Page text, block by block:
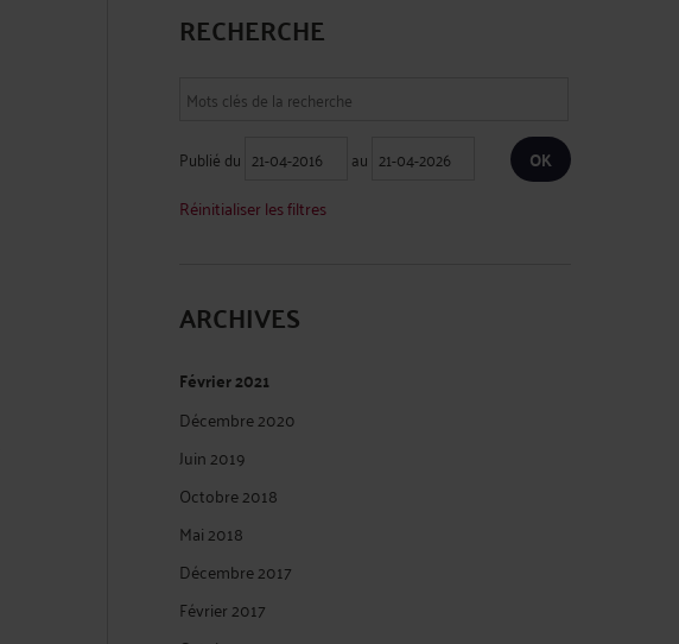
RECHERCHE
Publié du
au
Réinitialiser les filtres
ARCHIVES
Février 2021
Décembre 2020
Juin 2019
Octobre 2018
Mai 2018
Décembre 2017
Février 2017